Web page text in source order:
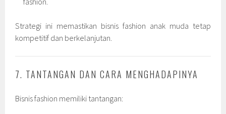
Strategi ini memastikan bisnis fashion anak muda tetap
kompetitif dan berkelanjutan.
7. TANTANGAN DAN CARA MENGHADAPINYA
Bisnis fashion memiliki tantangan: